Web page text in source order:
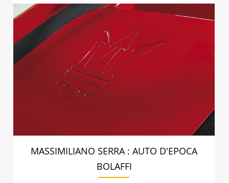
MASSIMILIANO SERRA : AUTO D'EPOCA
BOLAFFI